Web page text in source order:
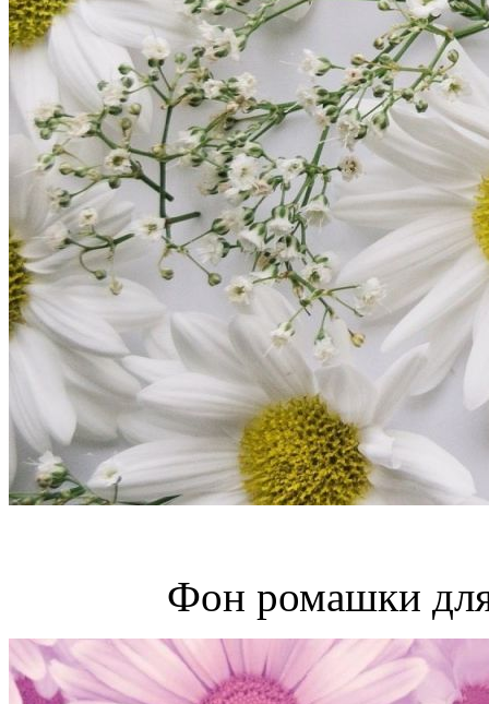
Фон ромашки